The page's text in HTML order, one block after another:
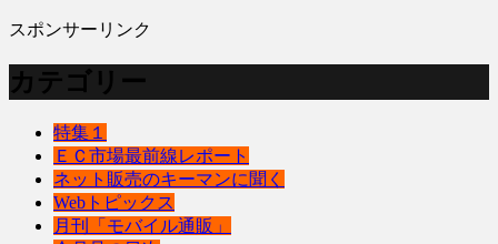
スポンサーリンク
カテゴリー
特集１
ＥＣ市場最前線レポート
ネット販売のキーマンに聞く
Webトピックス
月刊「モバイル通販」